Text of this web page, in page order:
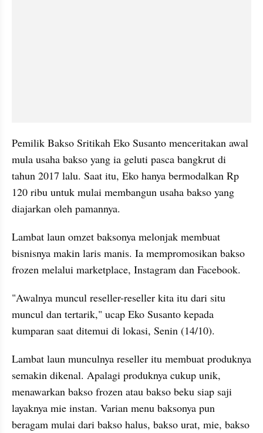
Pemilik Bakso Sritikah Eko Susanto menceritakan awal
mula usaha bakso yang ia geluti pasca bangkrut di
tahun 2017 lalu. Saat itu, Eko hanya bermodalkan Rp
120 ribu untuk mulai membangun usaha bakso yang
diajarkan oleh pamannya.
Lambat laun omzet baksonya melonjak membuat
bisnisnya makin laris manis. Ia mempromosikan bakso
frozen melalui marketplace, Instagram dan Facebook.
"Awalnya muncul reseller-reseller kita itu dari situ
muncul dan tertarik," ucap Eko Susanto kepada
kumparan saat ditemui di lokasi, Senin (14/10).
Lambat laun munculnya reseller itu membuat produknya
semakin dikenal. Apalagi produknya cukup unik,
menawarkan bakso frozen atau bakso beku siap saji
layaknya mie instan. Varian menu baksonya pun
beragam mulai dari bakso halus, bakso urat, mie, bakso